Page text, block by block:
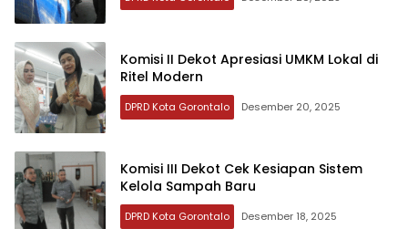
Komisi II Dekot Apresiasi UMKM Lokal di
Ritel Modern
DPRD Kota Gorontalo Desember 20, 2025
Komisi III Dekot Cek Kesiapan Sistem
Kelola Sampah Baru
DPRD Kota Gorontalo Desember 18, 2025